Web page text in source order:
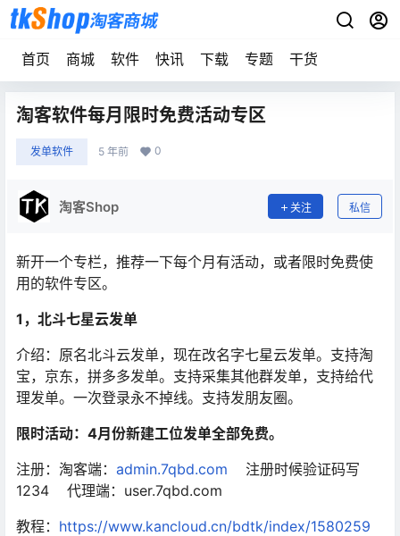
首页 商城 软件 快讯 下载 专题 干货
淘客软件每月限时免费活动专区
发单软件 5 年前 0
淘客Shop 关注 私信
新开一个专栏，推荐一下每个月有活动，或者限时免费使
用的软件专区。
1，北斗七星云发单
介绍：原名北斗云发单，现在改名字七星云发单。支持淘
宝，京东，拼多多发单。支持采集其他群发单，支持给代
理发单。一次登录永不掉线。支持发朋友圈。
限时活动：4月份新建工位发单全部免费。
注册： 淘客端： admin.7qbd.com 注册时候验证码写
1234 代理端：user.7qbd.com
教程： https://www.kancloud.cn/bdtk/index/1580259